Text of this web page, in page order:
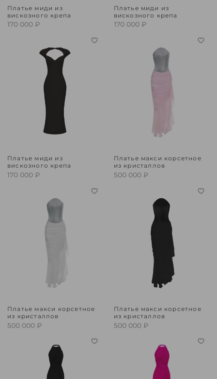
Платье миди из
вискозного крепа
170 000 ₽
Платье миди из
вискозного крепа
170 000 ₽
Платье миди из
вискозного крепа
170 000 ₽
Платье макси корсетное
из кристаллов
500 000 ₽
Платье макси корсетное
из кристаллов
500 000 ₽
Платье макси корсетное
из кристаллов
500 000 ₽